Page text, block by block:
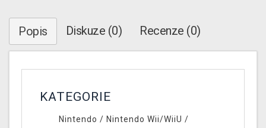
Popis Diskuze (0) Recenze (0)
KATEGORIE
Nintendo / Nintendo Wii/WiiU /